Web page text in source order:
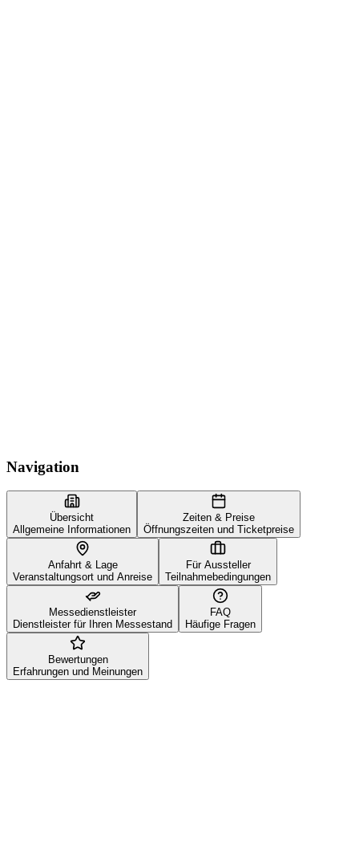
17 Ladesäulen auf dem Parkplatz West 40/41
Navigation
Übersicht
Allgemeine Informationen
Zeiten & Preise
Öffnungszeiten und Ticketpreise
Anfahrt & Lage
Veranstaltungsort und Anreise
Für Aussteller
Teilnahmebedingungen
Messedienstleister
Dienstleister für Ihren Messestand
FAQ
Häufige Fragen
Bewertungen
Erfahrungen und Meinungen